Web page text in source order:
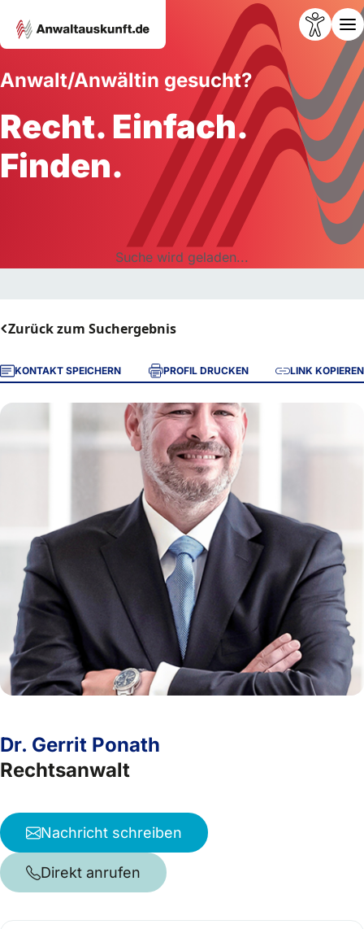
Anwalt/Anwältin gesucht?
Recht. Einfach.
Finden.
Suche wird geladen...
Zurück zum Suchergebnis
KONTAKT SPEICHERN PROFIL DRUCKEN LINK KOPIEREN
Dr. Gerrit Ponath
Rechtsanwalt
Nachricht schreiben
Direkt anrufen